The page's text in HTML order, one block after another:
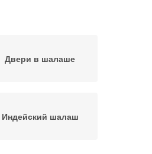
Двери в шалаше
Индейский шалаш